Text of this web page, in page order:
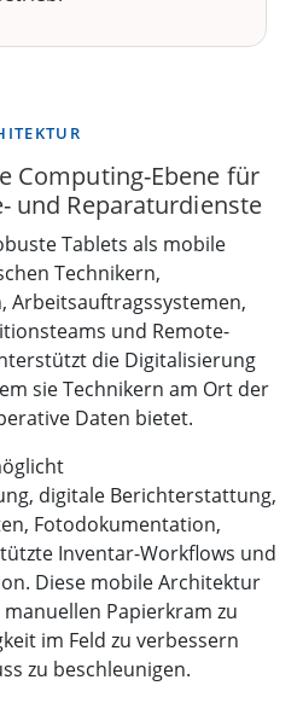
Computing-Ebene für
und Reparaturdienste
Tablets als mobile
Technikern,
Arbeitsauftragssystemen,
und Remote-
die Digitalisierung
sie Technikern am Ort der
Daten bietet.
digitale Berichterstattung,
Fotodokumentation,
Inventar-Workflows und
Diese mobile Architektur
Papierkram zu
im Feld zu verbessern
zu beschleunigen.